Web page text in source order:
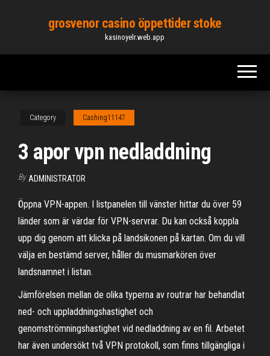
content
grosvenor casino öppettider stoke
kasinoyelr.web.app
Category Cashing11147
3 apor vpn nedladdning
By ADMINISTRATOR
Öppna VPN-appen. I listpanelen till vänster hittar du över 59
länder som är värdar för VPN-servrar. Du kan också koppla
upp dig genom att klicka på landsikonen på kartan. Om du vill
välja en bestämd server, håller du musmarkören över
landsnamnet i listan.
Jämförelsen mellan de olika typerna av routrar har behandlat
ned- och uppladdningshastighet och
genomströmningshastighet vid nedladdning av en fil. Arbetet
har även undersökt två VPN protokoll, som finns tillgängliga i